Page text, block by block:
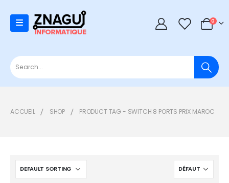
0 0
ACCUEIL SHOP PRODUCT TAG - SWITCH 8 PORTS PRIX MAROC